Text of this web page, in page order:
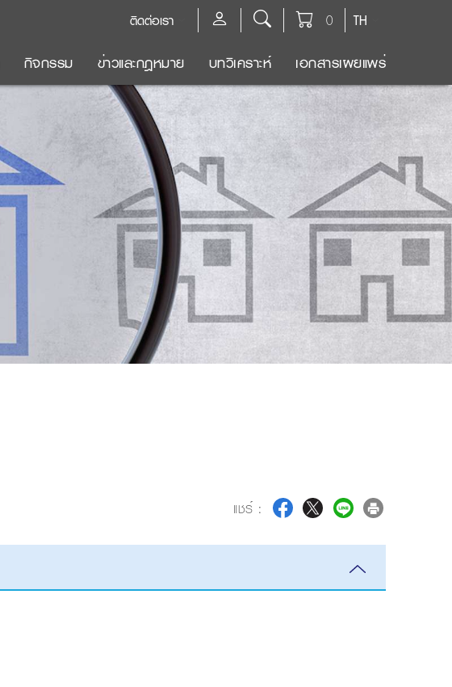
TH
0
ติดต่อเรา
กิจกรรม ข่าวและกฎหมาย บทวิเคราะห์ เอกสารเผยแพร่
แชร์ :